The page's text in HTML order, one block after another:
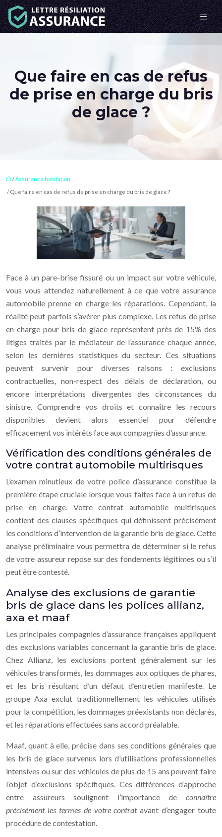
Que faire en cas de refus
de prise en charge du bris
de glace ?
/Assurance habitation
/ Que faire en cas de refus de prise en charge du bris de glace ?
Face à un pare-brise fissuré ou un impact sur votre véhicule,
vous vous attendez naturellement à ce que votre assurance
automobile prenne en charge les réparations. Cependant, la
réalité peut parfois s’avérer plus complexe. Les refus de prise
en charge pour bris de glace représentent près de 15% des
litiges traités par le médiateur de l’assurance chaque année,
selon les dernières statistiques du secteur. Ces situations
peuvent survenir pour diverses raisons : exclusions
contractuelles, non-respect des délais de déclaration, ou
encore interprétations divergentes des circonstances du
sinistre. Comprendre vos droits et connaître les recours
disponibles devient alors essentiel pour défendre
efficacement vos intérêts face aux compagnies d’assurance.
Vérification des conditions générales de
votre contrat automobile multirisques
L’examen minutieux de votre police d’assurance constitue la
première étape cruciale lorsque vous faites face à un refus de
prise en charge. Votre contrat automobile multirisques
contient des clauses spécifiques qui définissent précisément
les conditions d’intervention de la garantie bris de glace. Cette
analyse préliminaire vous permettra de déterminer si le refus
de votre assureur repose sur des fondements légitimes ou s’il
peut être contesté.
Analyse des exclusions de garantie
bris de glace dans les polices allianz,
axa et maaf
Les principales compagnies d’assurance françaises appliquent
des exclusions variables concernant la garantie bris de glace.
Chez Allianz, les exclusions portent généralement sur les
véhicules transformés, les dommages aux optiques de phares,
et les bris résultant d’un défaut d’entretien manifeste. Le
groupe Axa exclut traditionnellement les véhicules utilisés
pour la compétition, les dommages préexistants non déclarés,
et les réparations effectuées sans accord préalable.
Maaf, quant à elle, précise dans ses conditions générales que
les bris de glace survenus lors d’utilisations professionnelles
intensives ou sur des véhicules de plus de 15 ans peuvent faire
l’objet d’exclusions spécifiques. Ces différences d’approche
entre assureurs soulignent l’importance de connaître
précisément les termes de votre contratavant d’engager toute
procédure de contestation.